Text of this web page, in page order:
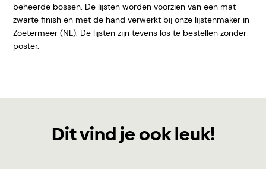
beheerde bossen. De lijsten worden voorzien van een mat
zwarte finish en met de hand verwerkt bij onze lijstenmaker in
Zoetermeer (NL). De lijsten zijn tevens los te bestellen zonder
poster.
Dit vind je ook leuk!